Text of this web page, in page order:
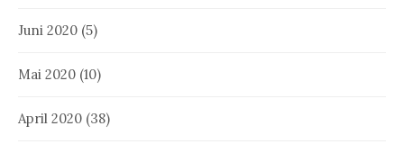
Juni 2020 (5)
Mai 2020 (10)
April 2020 (38)